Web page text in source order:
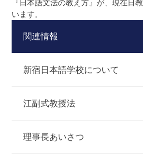
『日本語文法の教え方』が、現在日
います。
関連情報
新宿日本語学校について
江副式教授法
理事長あいさつ